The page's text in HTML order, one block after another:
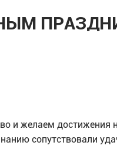
и желаем
сопутствовали